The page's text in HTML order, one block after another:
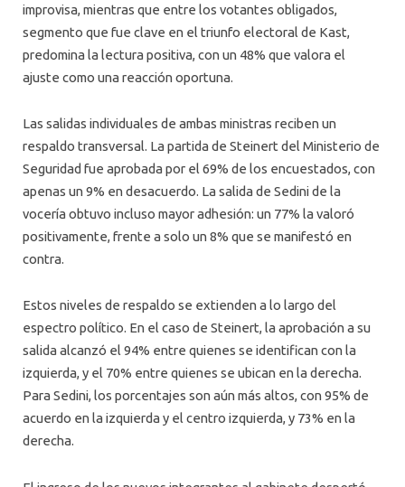
improvisa, mientras que entre los votantes obligados,
segmento que fue clave en el triunfo electoral de Kast,
predomina la lectura positiva, con un 48% que valora el
ajuste como una reacción oportuna.
Las salidas individuales de ambas ministras reciben un
respaldo transversal. La partida de Steinert del Ministerio de
Seguridad fue aprobada por el 69% de los encuestados, con
apenas un 9% en desacuerdo. La salida de Sedini de la
vocería obtuvo incluso mayor adhesión: un 77% la valoró
positivamente, frente a solo un 8% que se manifestó en
contra.
Estos niveles de respaldo se extienden a lo largo del
espectro político. En el caso de Steinert, la aprobación a su
salida alcanzó el 94% entre quienes se identifican con la
izquierda, y el 70% entre quienes se ubican en la derecha.
Para Sedini, los porcentajes son aún más altos, con 95% de
acuerdo en la izquierda y el centro izquierda, y 73% en la
derecha.